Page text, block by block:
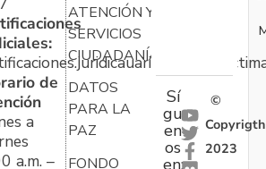
de
a
a.m. –
ATENCIÓN Y
SERVICIOS
CIUDADANÍA
DATOS
PARA LA
PAZ
FONDO
Sí
gu
en
os
©
Copyrigth
2023